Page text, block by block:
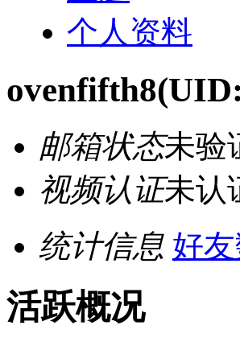
个人资料
ovenfifth8
邮箱状态未验
视频认证未认
统计信息 好
活跃概况